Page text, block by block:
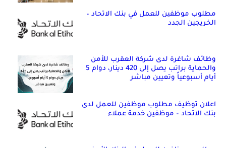
مطلوب موظفين للعمل في بنك الاتحاد –
الخريجين الجدد
وظائف شاغرة لدى شركة العقرب للأمن
والحماية براتب يصل إلى 420 دينار، دوام 5
أيام أسبوعياً وتعيين مباشر
اعلان توظيف مطلوب موظفين للعمل لدى
بنك الاتحاد – موظفين خدمة عملاء